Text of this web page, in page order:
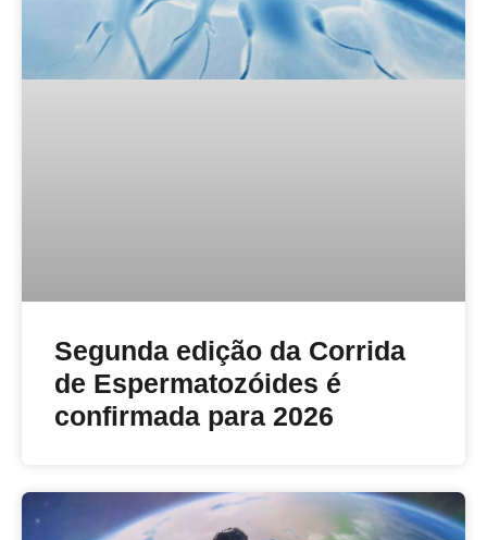
Segunda edição da Corrida
de Espermatozóides é
confirmada para 2026